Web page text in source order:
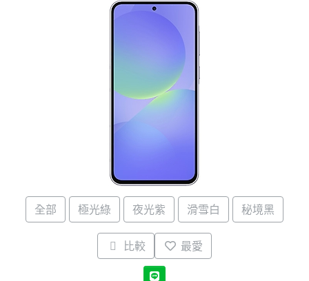
全部 極光綠 夜光紫 滑雪白 秘境黑
比較 最愛